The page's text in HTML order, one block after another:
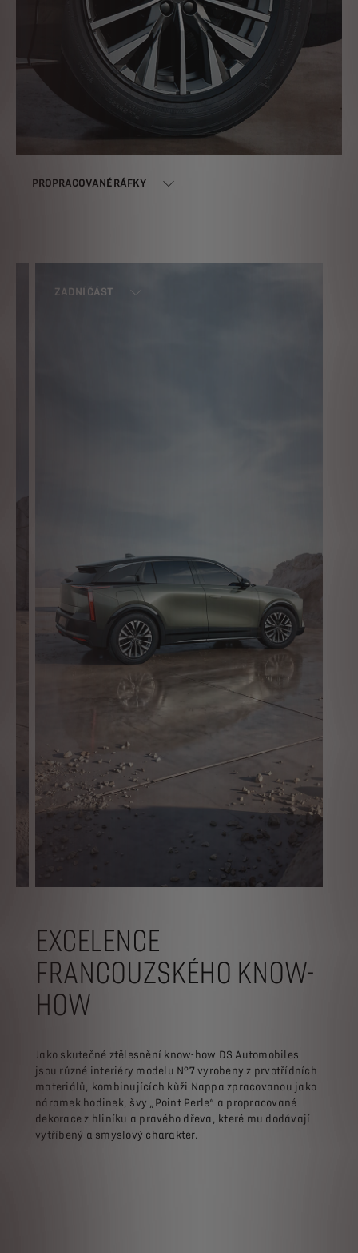
PROPRACOVANÉ RÁFKY
ZADNÍ ČÁST
EXCELENCE
FRANCOUZSKÉHO KNOW-
HOW
Jako skutečné ztělesnění know-how DS Automobiles
jsou různé interiéry modelu N°7 vyrobeny z prvotřídních
materiálů, kombinujících kůži Nappa zpracovanou jako
náramek hodinek, švy „Point Perle“ a propracované
dekorace z hliníku a pravého dřeva, které mu dodávají
vytříbený a smyslový charakter.